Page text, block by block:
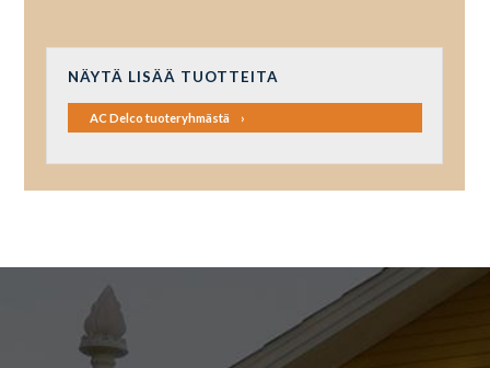
NÄYTÄ LISÄÄ TUOTTEITA
AC Delco tuoteryhmästä